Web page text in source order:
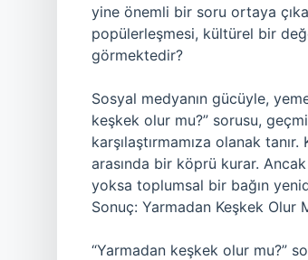
yine önemli bir soru ortaya
popülerleşmesi, kültürel bir
görmektedir?
Sosyal medyanın gücüyle,
keşkek olur mu?” sorusu,
karşılaştırmamıza olanak
arasında bir köprü kurar.
yoksa toplumsal bir bağın
Sonuç: Yarmadan Keşkek Olur
“Yarmadan keşkek olur mu?”